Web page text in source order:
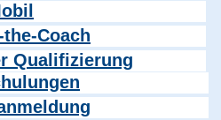
Coach
Qualifizierung